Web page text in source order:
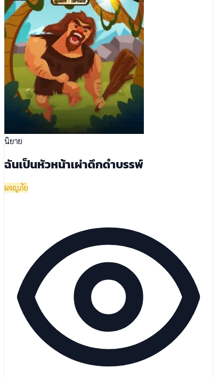
นิยาย
ฉันเป็นหัวหน้าเผ่าดึกดำบรรพ์
ผจญภัย